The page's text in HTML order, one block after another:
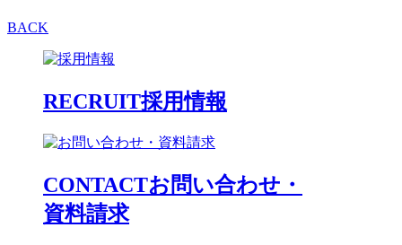
BACK
RECRUIT採用情報
CONTACTお問い合わせ・
資料請求